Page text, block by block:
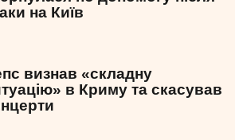
на Київ
визнав «складну
в Криму та скасував